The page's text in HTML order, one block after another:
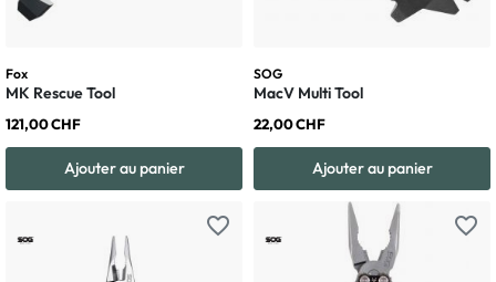
Fox
MK Rescue Tool
121,00 CHF
Ajouter au panier
SOG
MacV Multi Tool
22,00 CHF
Ajouter au panier
favorite_border favorite_border